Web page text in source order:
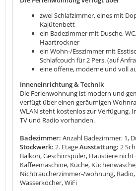
zwei Schlafzimmer, eines mit
Kajütenbett
ein Badezimmer mit Dusche,
Haartrockner
ein Wohn-/Esszimmer mit
Schlafcouch für 2 Pers. (auf
eine offene, moderne und voll
Inneneinrichtung & Technik
Die Ferienwohnung ist modern und
verfügt über einen geräumigen
WLAN steht kostenlos zur Verfügung.
TV und Radio vorhanden.
Badezimmer: Anzahl Badezimmer: 1,
Stockwerk: 2. EtageAusstattung: 2
Balkon, Geschirrspüler, Haustiere
Kaffeemaschine, Küche,
Nichtraucherzimmer-/wohnung, Radio,
Wasserkocher, WiFi